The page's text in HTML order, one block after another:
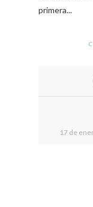
primera...
17 de